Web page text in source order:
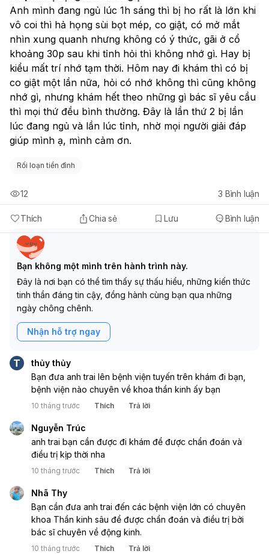
nguyên nhân và đưa ra phương pháp điều trị phù hợp.
Anh mình đang ngủ lúc 1h sáng thì bị ho rất là lớn khi
vô coi thì hả họng sùi bọt mép, co giật, có mở mắt
nhìn xung quanh nhưng không có ý thức, gãi ở cổ
khoảng 30p sau khi tỉnh hỏi thì không nhớ gì. Hay bị
kiểu mất trí nhớ tạm thời. Hôm nay đi khám thì có bị
co giật một lần nữa, hỏi có nhớ không thì cũng không
nhớ gì, nhưng khám hết theo những gì bác sĩ yêu cầu
thì mọi thứ đều bình thường. Đây là lần thứ 2 bị lần
lúc đang ngủ và lần lúc tỉnh, nhờ mọi người giải đáp
giúp mình ạ, mình cảm ơn.
Rối loạn tiền đình
Thích Chia sẻ Lưu Bình luận
12 3 Bình luận
Bạn không một mình trên hành trình này.
Đây là nơi bạn có thể tìm thấy sự thấu hiểu, những kiến thức
tinh thần đáng tin cậy, đồng hành cùng bạn qua những
ngày chông chênh.
Nhận hỗ trợ ngay
T
thủy thủy
Bạn đưa anh trai lên bệnh viện tuyến trên khám đi bạn,
bệnh viện nào chuyên về khoa thần kinh ấy bạn
10 tháng trước Thích Trả lời
Nguyễn Trúc
anh trai bạn cần được đi khám để được chẩn đoán và
điều trị kịp thời nha
10 tháng trước Thích Trả lời
Nhã Thy
Bạn cần đưa anh trai đến các bệnh viện lớn có chuyên
khoa Thần kinh sâu để được chẩn đoán và điều trị bởi
bác sĩ chuyên về động kinh.
10 tháng trước Thích Trả lời